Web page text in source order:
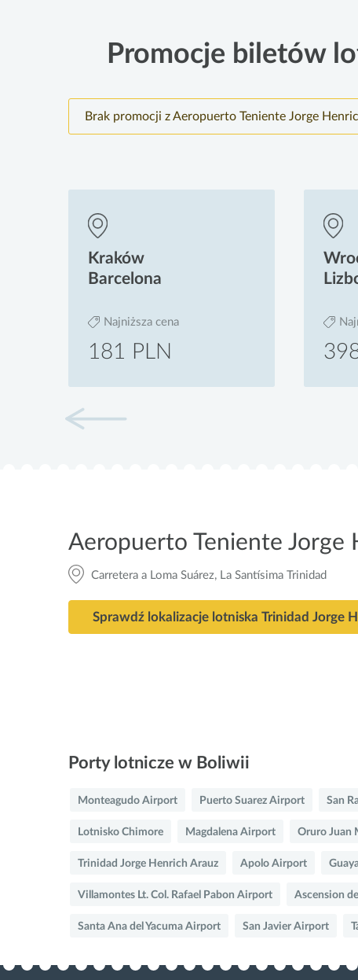
Promocje biletów
Brak promocji z Aeropuerto Teniente Jorge
Kraków
Barcelona
Najniższa cena
181 PLN
Aeropuerto Teniente Jorge
Carretera a Loma Suárez, La Santísima Trinidad
Sprawdź lokalizacje lotniska Trinidad Jorge
Porty lotnicze w Boliwii
Monteagudo Airport Puerto Suarez Airport San
Lotnisko Chimore Magdalena Airport Oruro Juan
Trinidad Jorge Henrich Arauz Apolo Airport
Villamontes Lt. Col. Rafael Pabon Airport Ascension
Santa Ana del Yacuma Airport San Javier Airport